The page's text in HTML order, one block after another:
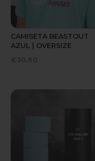
CAMISETA BEASTOUT
AZUL | OVERSIZE